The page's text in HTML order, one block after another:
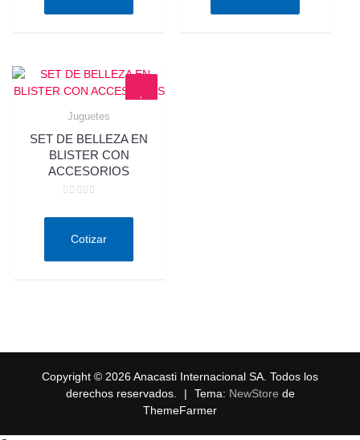
Juguetes
SET DE BELLEZA EN
BLISTER CON
ACCESORIOS
deCotizar
Copyright © 2026 Anacasti Internacional SA. Todos los
derechos reservados.
| Tema: NewStore de
ThemeFarmer